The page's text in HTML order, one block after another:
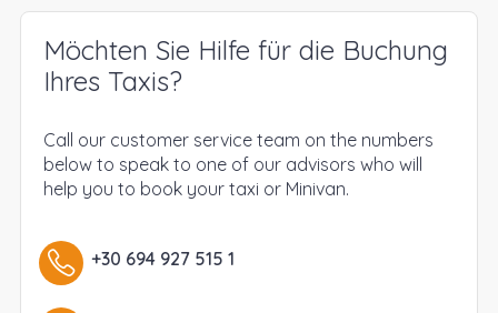
Möchten Sie Hilfe für die Buchung
Ihres Taxis?
Call our customer service team on the numbers
below to speak to one of our advisors who will
help you to book your taxi or Minivan.
+30 694 927 515 1